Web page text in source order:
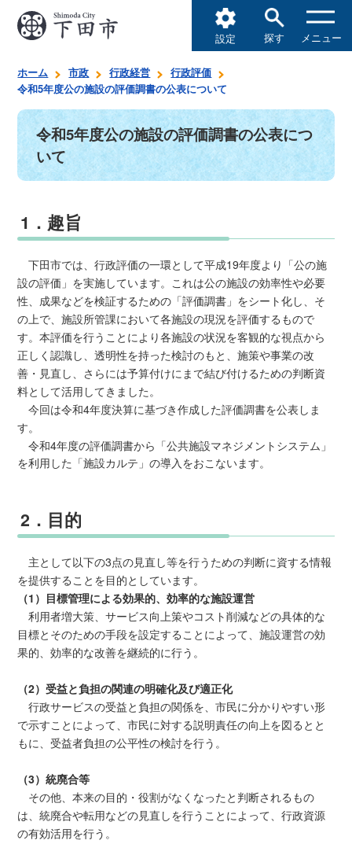
設定 探す メニュー
ホーム 市政 行政経営
行政評価
令和5年度公の施設の評価調書の公表について
令和5年度公の施設の評価調書の公表につ
いて
1．趣旨
下田市では、行政評価の一環として平成19年度より「公の施
設の評価」を実施しています。これは公の施設の効率性や必要
性、成果などを検証するための「評価調書」をシート化し、そ
の上で、施設所管課において各施設の現況を評価するもので
す。本評価を行うことにより各施設の状況を客観的な視点から
正しく認識し、透明性を持った検討のもと、施策や事業の改
善・見直し、さらには予算付けにまで結び付けるための判断資
料として活用してきました。
今回は令和4年度決算に基づき作成した評価調書を公表しま
す。
令和4年度の評価調書から「公共施設マネジメントシステム」
を利用した「施設カルテ」の導入をおこないます。
2．目的
主として以下の3点の見直し等を行うための判断に資する情報
を提供することを目的としています。
（1）目標管理による効果的、効率的な施設運営
利用者増大策、サービス向上策やコスト削減などの具体的な
目標とそのための手段を設定することによって、施設運営の効
果的、効率的な改善を継続的に行う。
（2）受益と負担の関連の明確化及び適正化
行政サービスの受益と負担の関係を、市民に分かりやすい形
で示すことによって、市民に対する説明責任の向上を図るとと
もに、受益者負担の公平性の検討を行う。
（3）統廃合等
その他、本来の目的・役割がなくなったと判断されるもの
は、統廃合や転用などの見直しを行うことによって、行政資源
の有効活用を行う。